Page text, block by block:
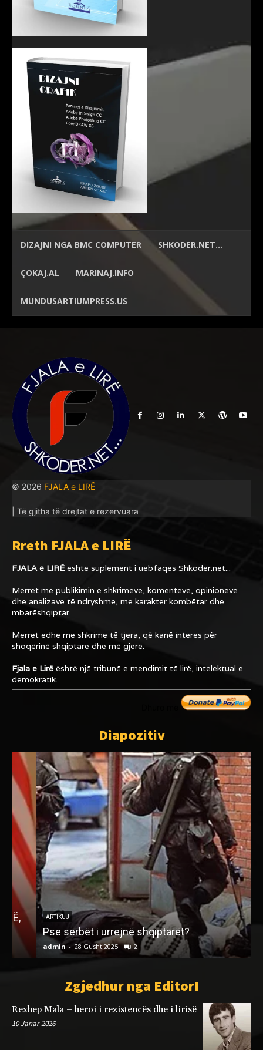
DIZAJNI NGA BMC COMPUTER SHKODER.NET…
ÇOKAJ.AL MARINAJ.INFO
MUNDUSARTIUMPRESS.US
© 2026 FJALA e LIRË
| Të gjitha të drejtat e rezervuara
Rreth FJALA e LIRË
FJALA e LIRËështë suplement i uebfaqes Shkoder.net...
Merret me publikimin e shkrimeve, komenteve, opinioneve
dhe analizave të ndryshme, me karakter kombëtar dhe
mbarëshqiptar.
Merret edhe me shkrime të tjera, që kanë interes për
shoqërinë shqiptare dhe më gjerë.
Fjala e Lirë është një tribunë e mendimit të lirë, intelektual e
demokratik.
Diapozitiv
ARTIKUJ
Pse serbët i urrejnë shqiptarët?
- 28 Gusht 2025 2
Zgjedhur nga EditorI
Rexhep Mala – heroi i rezistencës dhe i lirisë
10 Janar 2026